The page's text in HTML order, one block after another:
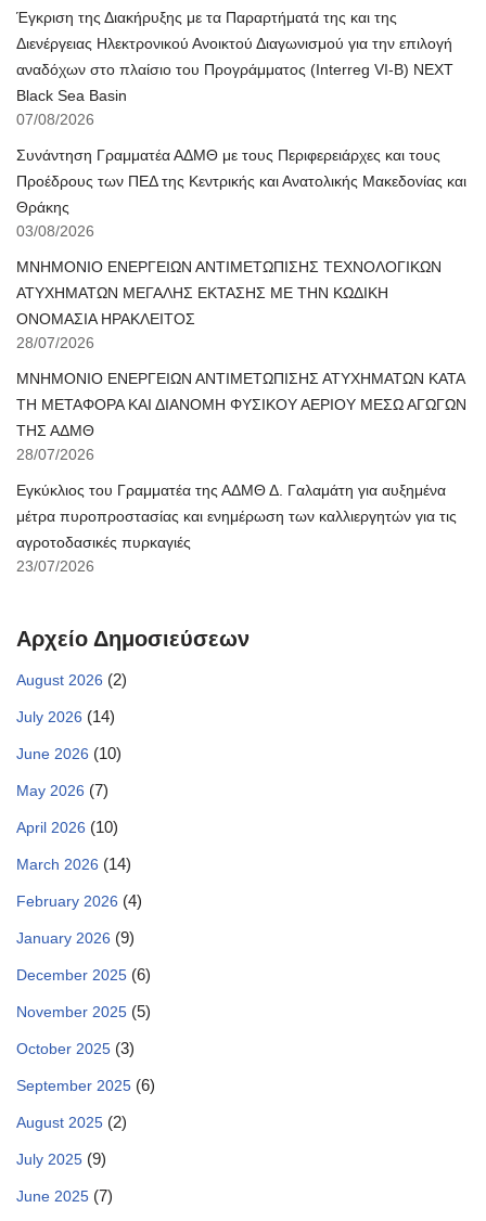
Έγκριση της Διακήρυξης με τα Παραρτήματά της και της
Διενέργειας Ηλεκτρονικού Ανοικτού Διαγωνισμού για την επιλογή
αναδόχων στο πλαίσιο του Προγράμματος (Interreg VI-B) NEXT
Black Sea Basin
07/08/2026
Συνάντηση Γραμματέα ΑΔΜΘ με τους Περιφερειάρχες και τους
Προέδρους των ΠΕΔ της Κεντρικής και Ανατολικής Μακεδονίας και
Θράκης
03/08/2026
ΜΝΗΜΟΝΙΟ ΕΝΕΡΓΕΙΩΝ ΑΝΤΙΜΕΤΩΠΙΣΗΣ ΤΕΧΝΟΛΟΓΙΚΩΝ
ΑΤΥΧΗΜΑΤΩΝ ΜΕΓΑΛΗΣ ΕΚΤΑΣΗΣ ΜΕ ΤΗΝ ΚΩΔΙΚΗ
ΟΝΟΜΑΣΙΑ ΗΡΑΚΛΕΙΤΟΣ
28/07/2026
ΜΝΗΜΟΝΙΟ ΕΝΕΡΓΕΙΩΝ ΑΝΤΙΜΕΤΩΠΙΣΗΣ ΑΤΥΧΗΜΑΤΩΝ ΚΑΤΑ
ΤΗ ΜΕΤΑΦΟΡΑ ΚΑΙ ΔΙΑΝΟΜΗ ΦΥΣΙΚΟΥ ΑΕΡΙΟΥ ΜΕΣΩ ΑΓΩΓΩΝ
ΤΗΣ ΑΔΜΘ
28/07/2026
Εγκύκλιος του Γραμματέα της ΑΔΜΘ Δ. Γαλαμάτη για αυξημένα
μέτρα πυροπροστασίας και ενημέρωση των καλλιεργητών για τις
αγροτοδασικές πυρκαγιές
23/07/2026
Αρχείο Δημοσιεύσεων
August 2026 (2)
July 2026 (14)
June 2026 (10)
May 2026 (7)
April 2026 (10)
March 2026 (14)
February 2026 (4)
January 2026 (9)
December 2025 (6)
November 2025 (5)
October 2025 (3)
September 2025 (6)
August 2025 (2)
July 2025 (9)
June 2025 (7)